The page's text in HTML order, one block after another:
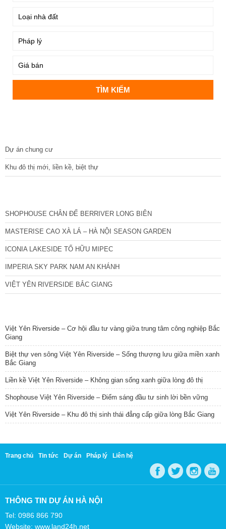
Dự án chung cư
Khu đô thị mới, liền kề, biệt thự
SHOPHOUSE CHÂN ĐẾ BERRIVER LONG BIÊN
MASTERISE CAO XÀ LÁ – HÀ NỘI SEASON GARDEN
ICONIA LAKESIDE TỐ HỮU MIPEC
IMPERIA SKY PARK NAM AN KHÁNH
VIỆT YÊN RIVERSIDE BẮC GIANG
Việt Yên Riverside – Cơ hội đầu tư vàng giữa trung tâm công nghiệp Bắc
Giang
Biệt thự ven sông Việt Yên Riverside – Sống thượng lưu giữa miền xanh
Bắc Giang
Liền kề Việt Yên Riverside – Không gian sống xanh giữa lòng đô thị
Shophouse Việt Yên Riverside – Điểm sáng đầu tư sinh lời bền vững
Việt Yên Riverside – Khu đô thị sinh thái đẳng cấp giữa lòng Bắc Giang
Trang chủ Tin tức Dự án Pháp lý Liên hệ
THÔNG TIN DỰ ÁN HÀ NỘI
Tel: 0986 866 790
Website: www.land24h.net